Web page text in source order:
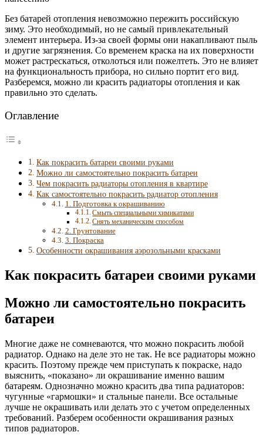
Без батарей отопления невозможно пережить российскую
зиму. Это необходимый, но не самый привлекательный
элемент интерьера. Из-за своей формы они накапливают пыль
и другие загрязнения. Со временем краска на их поверхности
может растрескаться, отколоться или пожелтеть. Это не влияет
на функциональность прибора, но сильно портит его вид.
Разберемся, можно ли красить радиаторы отопления и как
правильно это сделать.
Оглавление
Как покрасить батареи своими руками
Можно ли самостоятельно покрасить батареи
Чем покрасить радиаторы отопления в квартире
Как самостоятельно покрасить радиатор отопления
1. Подготовка к окрашиванию
Смыть специальными химикатами
Снять механическим способом
2. Грунтование
3. Покраска
Особенности окрашивания аэрозольными красками
Как покрасить батареи своими руками
Можно ли самостоятельно покрасить
батареи
Многие даже не сомневаются, что можно покрасить любой
радиатор. Однако на деле это не так. Не все радиаторы можно
красить. Поэтому прежде чем приступать к покраске, надо
выяснить, «показано» ли окрашивание именно вашим
батареям. Однозначно можно красить два типа радиаторов:
чугунные «гармошки» и стальные панели. Все остальные
лучше не окрашивать или делать это с учетом определенных
требований. Разберем особенности окрашивания разных
типов радиаторов.